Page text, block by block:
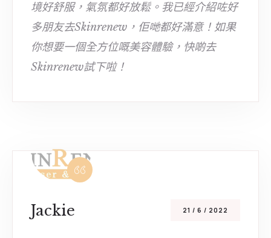
境好舒服，氣氛都好放鬆。我已經介紹咗好
多朋友去Skinrenew，佢哋都好滿意！如果
你想要一個全方位嘅美容體驗，快啲去
Skinrenew試下啦！
Jackie 21 / 6 / 2022